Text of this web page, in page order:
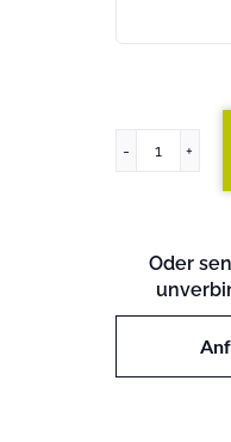
Primergy
Oder